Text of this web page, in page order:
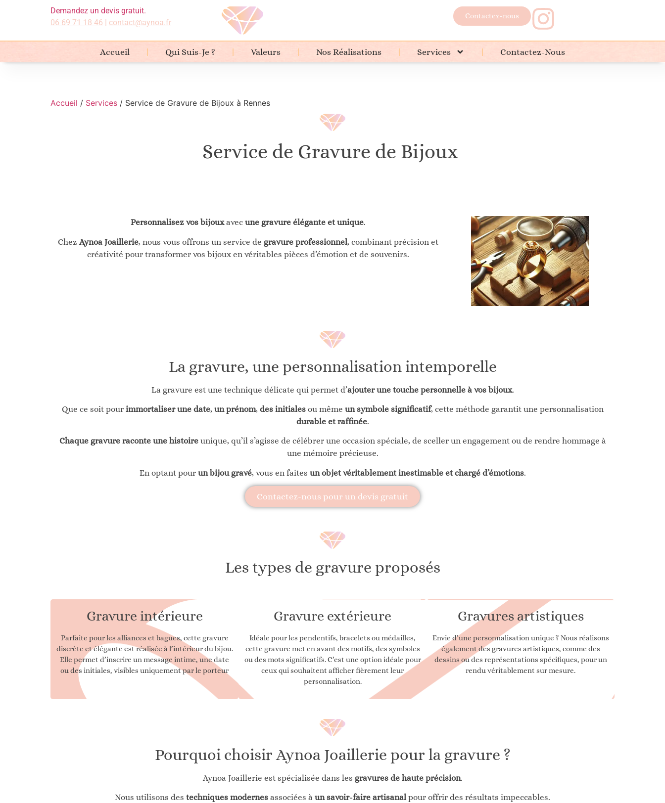
Demandez un devis gratuit.
06 69 71 18 46 | contact@aynoa.fr
Contactez-nous
Accueil Qui Suis-Je ? Valeurs Nos Réalisations Services Contactez-Nous
Accueil / Services / Service de Gravure de Bijoux à Rennes
Service de Gravure de Bijoux
Personnalisez vos bijouxavec une gravure élégante et unique.
Chez Aynoa Joaillerie, nous vous offrons un service de gravure professionnel, combinant précision et
créativité pour transformer vos bijoux en véritables pièces d’émotion et de souvenirs.
La gravure, une personnalisation intemporelle
La gravure est une technique délicate qui permet d’ajouter une touche personnelle à vos bijoux.
Que ce soit pour immortaliser une date, un prénom, des initialesou même un symbole significatif, cette méthode garantit une personnalisation
durable et raffinée.
Chaque gravure raconte une histoireunique, qu’il s’agisse de célébrer une occasion spéciale, de sceller un engagement ou de rendre hommage à
une mémoire précieuse.
En optant pour un bijou gravé, vous en faites un objet véritablement inestimable et chargé d’émotions.
Contactez-nous pour un devis gratuit
Les types de gravure proposés
Gravure intérieure
Parfaite pour les alliances et bagues, cette gravure
discrète et élégante est réalisée à l’intérieur du bijou.
Elle permet d’inscrire un message intime, une date
ou des initiales, visibles uniquement par le porteur
Gravure extérieure
Idéale pour les pendentifs, bracelets ou médailles,
cette gravure met en avant des motifs, des symboles
ou des mots significatifs. C’est une option idéale pour
ceux qui souhaitent afficher fièrement leur
personnalisation.
Envie d’une personnalisation unique ? Nous réalisons
également des gravures artistiques, comme des
dessins ou des représentations spécifiques, pour un
rendu véritablement sur mesure.
Gravures artistiques
Pourquoi choisir Aynoa Joaillerie pour la gravure ?
Aynoa Joaillerie est spécialisée dans les gravures de haute précision.
Nous utilisons des techniques modernes associées à un savoir-faire artisanal pour offrir des résultats impeccables.